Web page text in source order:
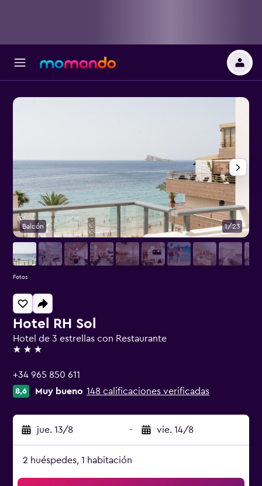
Hotel RH Sol
Hotel de 3 estrellas con Restaurante
3 estrellas
+34 965 850 611
8,6 Muy bueno 148 calificaciones verificadas
jue. 13/8 - vie. 14/8
2 huéspedes, 1 habitación
Balcón 1/23
Fotos